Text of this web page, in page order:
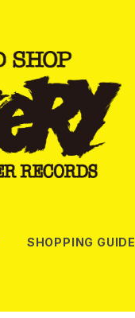
SHOPPING GUIDE